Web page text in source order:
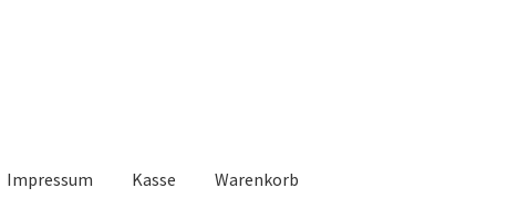
Impressum Kasse Warenkorb